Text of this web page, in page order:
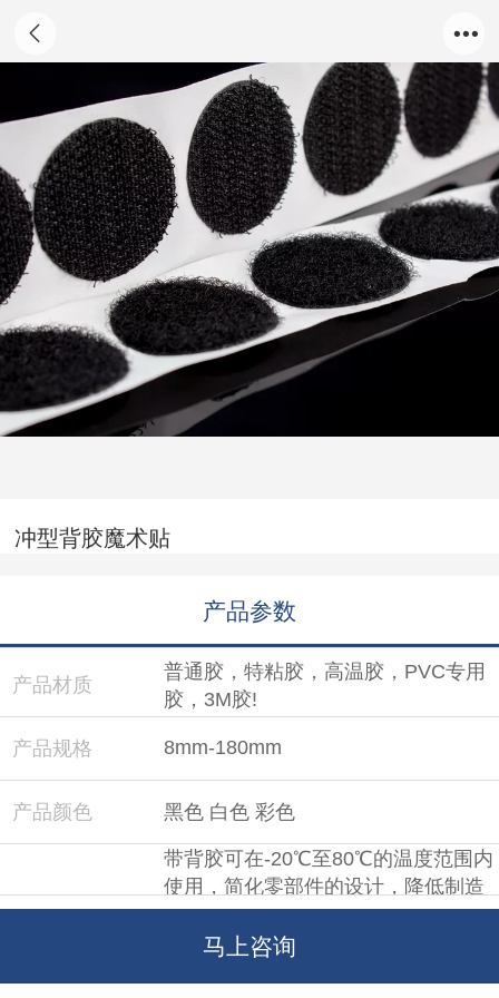
冲型背胶魔术贴
产品参数
产品材质
普通胶，特粘胶，高温胶，PVC专用
胶，3M胶!
产品规格 8mm-180mm
产品颜色 黑色 白色 彩色
产品特性
带背胶可在-20℃至80℃的温度范围内
使用，简化零部件的设计，降低制造
成本以极低的设计成本达到优异的产
品抗张性能，超强的抗剪切力、正面
马上咨询